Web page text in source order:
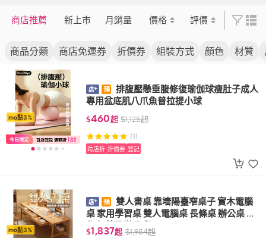
商店推薦 新上市 月銷量 價格 評價
商品分類 商店免運券 折價券 組裝方式 顏色 材質
mo點3%
排腹壓懸垂腹修復瑜伽球瘦肚子成人
專用盆底肌八爪魚普拉提小球
$460起 $1,125起
(1)
跨店折 折價券 登記
mo點3%
雙人書桌 靠墻陽臺窄桌子 實木電腦
桌 家用學習桌 雙人電腦桌 長條桌 辦公桌 工
作台 簡易辦公桌SSH
$1,837起 $1,984起